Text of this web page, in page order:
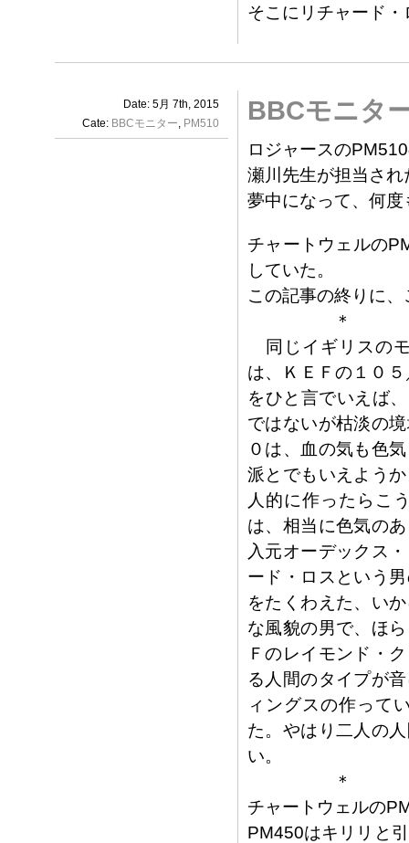
そこにリチャード
Date: 5月 7th, 2015
Cate: BBCモニター, PM510 BBCモニタ
ロジャースの
瀬川先生が担当さ
夢中になって、何
チャートウェルの
していた。
この記事の終りに
＊
同じイギリスの
は、ＫＥＦの１０
をひと言でいえば
ではないが枯淡の
０は、血の気も色
派とでもいえよう
人的に作ったらこ
は、相当に色気の
入元オーデックス
ード・ロスという
をたくわえた、い
な風貌の男で、ほ
Ｆのレイモンド・
る人間のタイプが
ィングスの作って
た。やはり二人の
い。
＊
チャートウェルの
PM450はキリリと